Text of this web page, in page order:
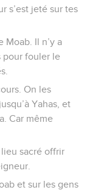
s’est jeté sur tes
Moab. Il n’y a
pour fouler le
On les
Yahas, et
Car même
sacré offrir
et sur les gens